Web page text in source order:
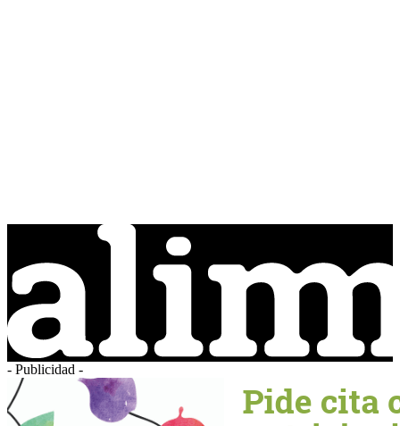
- Publicidad -